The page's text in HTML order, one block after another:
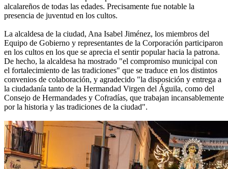
alcalareños de todas las edades. Precisamente fue notable la
presencia de juventud en los cultos.
La alcaldesa de la ciudad, Ana Isabel Jiménez, los miembros del
Equipo de Gobierno y representantes de la Corporación participaron
en los cultos en los que se aprecia el sentir popular hacia la patrona.
De hecho, la alcaldesa ha mostrado "el compromiso municipal con
el fortalecimiento de las tradiciones" que se traduce en los distintos
convenios de colaboración, y agradecido "la disposición y entrega a
la ciudadanía tanto de la Hermandad Virgen del Águila, como del
Consejo de Hermandades y Cofradías, que trabajan incansablemente
por la historia y las tradiciones de la ciudad".